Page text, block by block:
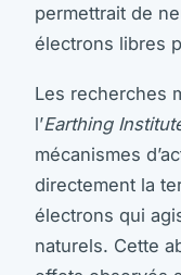
permettrait de
électrons libres
Les recherches
l’Earthing
mécanismes
directement la
électrons qui
naturels. Cette